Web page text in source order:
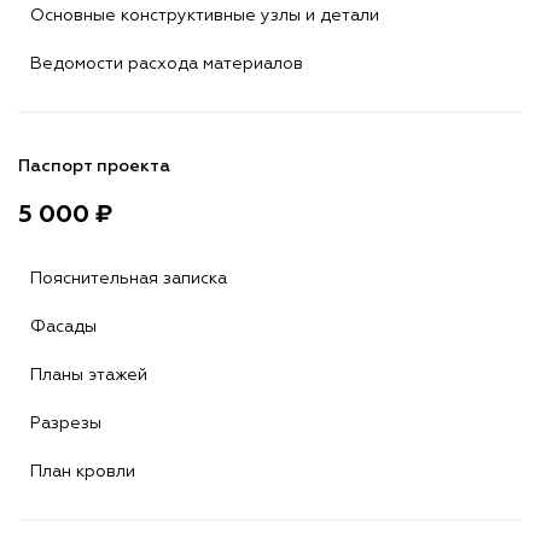
Основные конструктивные узлы и детали
Ведомости расхода материалов
Паспорт проекта
5 000 ₽
Пояснительная записка
Фасады
Планы этажей
Разрезы
План кровли